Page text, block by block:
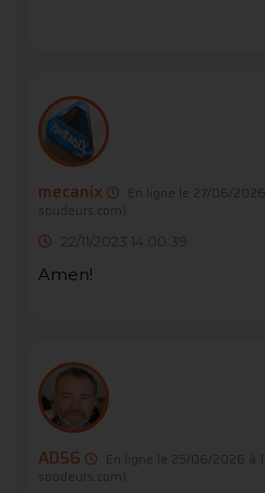
mecanix En ligne le 27/06/2026
soudeurs.com)
22/11/2023 14:00:39
Amen!
AD56 En ligne le 25/06/2026 à
soudeurs.com)